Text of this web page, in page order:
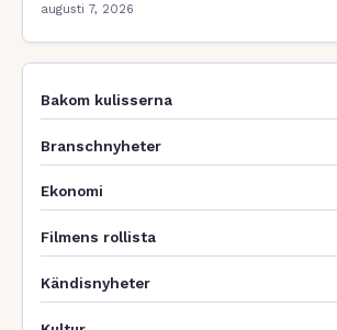
augusti 7, 2026
Bakom kulisserna
Branschnyheter
Ekonomi
Filmens rollista
Kändisnyheter